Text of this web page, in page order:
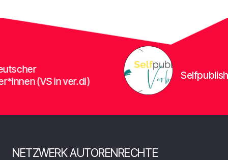
(VS in ver.di)
NETZWERK AUTORENRECHTE